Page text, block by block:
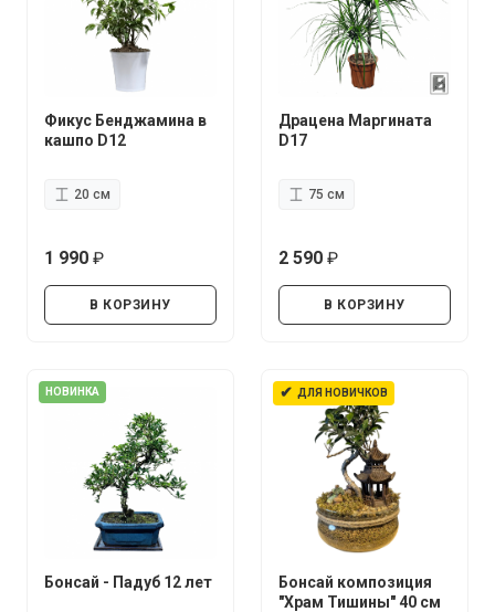
Фикус Бенджамина в
кашпо D12
20 см
1 990
В КОРЗИНУ
Драцена Маргината
D17
75 см
2 590
В КОРЗИНУ
НОВИНКА
Бонсай - Падуб 12 лет
✔ ДЛЯ НОВИЧКОВ
Бонсай композиция
"Храм Тишины" 40 см